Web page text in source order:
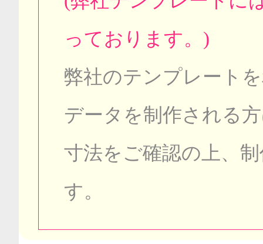
っております。)
弊社のテンプレート
データを制作される
寸法をご確認の上、
す。